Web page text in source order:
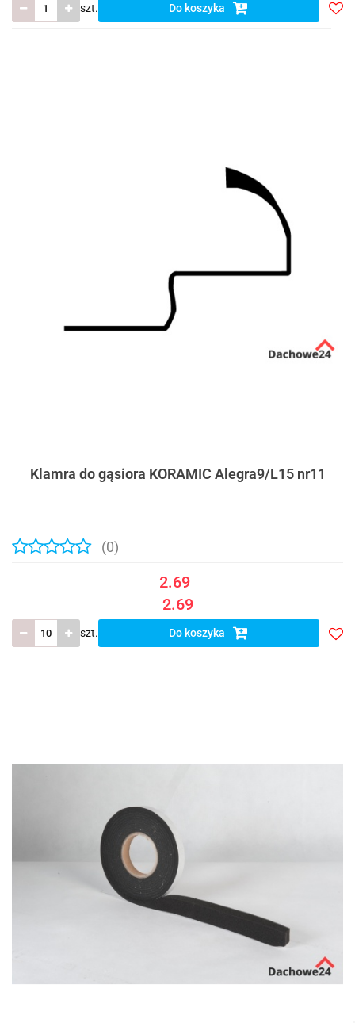
szt. Do koszyka
Klamra do gąsiora KORAMIC Alegra9/L15 nr11
(0)
2.69
2.69
szt. Do koszyka